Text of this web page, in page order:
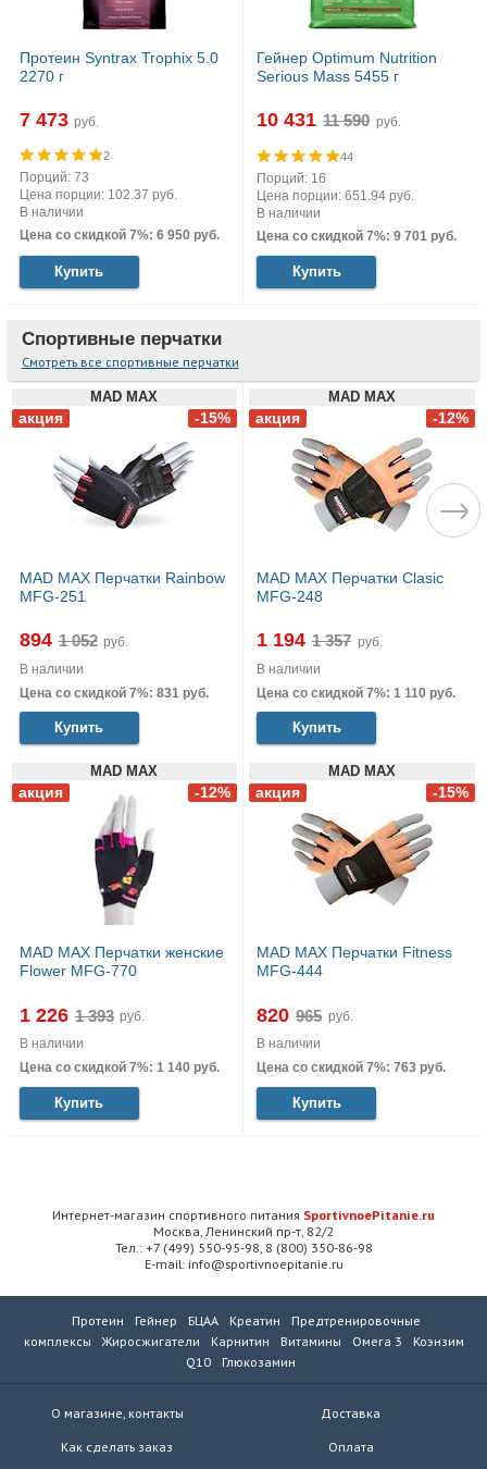
Протеин Syntrax Trophix 5.0
2270 г
7 473 руб.
2
Порций: 73
Цена порции: 102.37 руб.
В наличии
Цена со скидкой 7%: 6 950 руб.
Купить
Гейнер Optimum Nutrition
Serious Mass 5455 г
10 431 руб.
44
Порций: 16
Цена порции: 651.94 руб.
В наличии
Цена со скидкой 7%: 9 701 руб.
Купить
Спортивные перчатки
Смотреть все спортивные перчатки
MAD MAX
MAD MAX Перчатки Rainbow
MFG-251
894
руб.
В наличии
Цена со скидкой 7%: 831 руб.
Купить
MAD MAX
MAD MAX Перчатки Clasic
MFG-248
1 194
руб.
В наличии
Цена со скидкой 7%: 1 110 руб.
Купить
MAD MAX
MAD MAX Перчатки женские
Flower MFG-770
1 226
руб.
В наличии
Цена со скидкой 7%: 1 140 руб.
Купить
MAD MAX
MAD MAX Перчатки Fitness
MFG-444
820
руб.
В наличии
Цена со скидкой 7%: 763 руб.
Купить
Интернет-магазин спортивного питания SportivnoePitanie.ru
Москва, Ленинский пр-т, 82/2
Тел.: +7 (499) 550-95-98, 8 (800) 350-86-98
E-mail: info@sportivnoepitanie.ru
Протеин Гейнер БЦАА Креатин
Предтренировочные
комплексы
Жиросжигатели Карнитин Витамины Омега 3
Коэнзим
Q10
Глюкозамин
О магазине, контакты
Как сделать заказ
Доставка
Оплата